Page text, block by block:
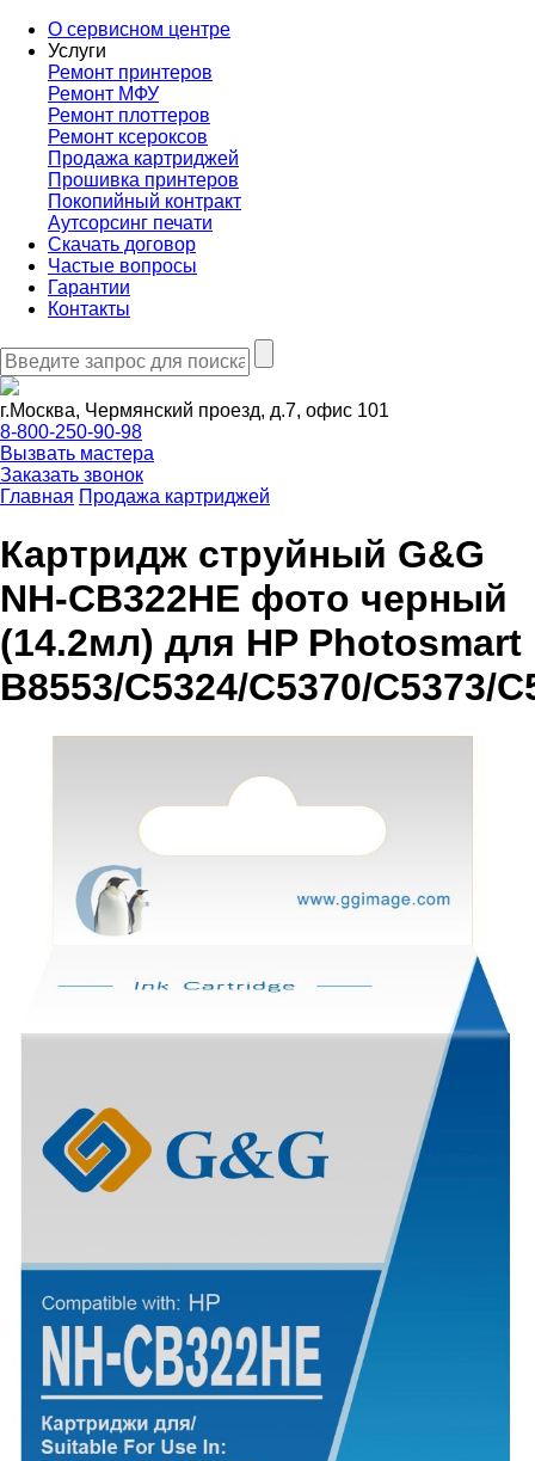
О сервисном центре
Услуги
Ремонт принтеров
Ремонт МФУ
Ремонт плоттеров
Ремонт ксероксов
Продажа картриджей
Прошивка принтеров
Покопийный контракт
Аутсорсинг печати
Скачать договор
Частые вопросы
Гарантии
Контакты
г.Москва, Чермянский проезд, д.7, офис 101
8-800-250-90-98
Вызвать мастера
Заказать звонок
Главная Продажа картриджей
Картридж струйный G&G
NH-CB322HE фото черный
(14.2мл) для HP Photosmart
B8553/C5324/C5370/C5373/